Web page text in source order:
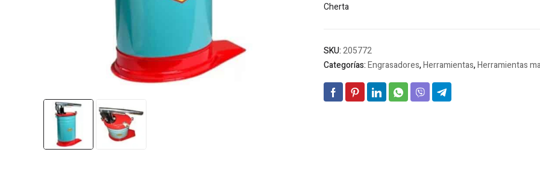
Cherta
SKU:205772
Categorías:Engrasadores,Herramientas,Herramientas